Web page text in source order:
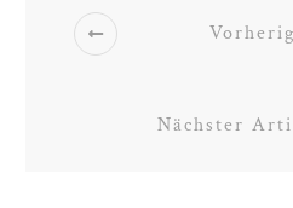
Nächster